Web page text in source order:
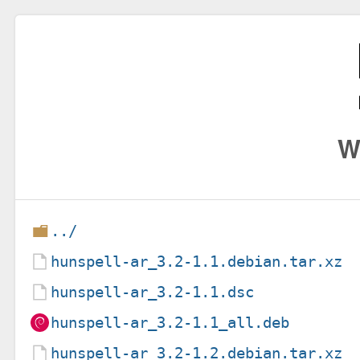
../
hunspell-ar_3.2-1.1.debian.tar.xz
hunspell-ar_3.2-1.1.dsc
hunspell-ar_3.2-1.1_all.deb
hunspell-ar_3.2-1.2.debian.tar.xz